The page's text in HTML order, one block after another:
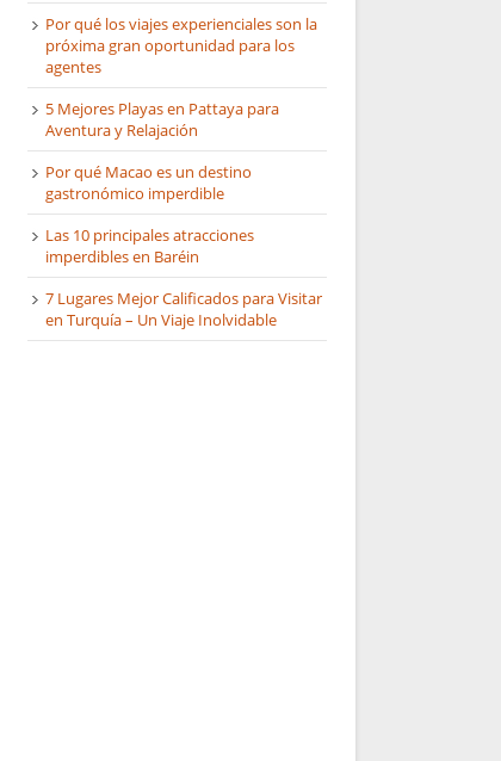
Por qué los viajes experienciales son la
próxima gran oportunidad para los
agentes
5 Mejores Playas en Pattaya para
Aventura y Relajación
Por qué Macao es un destino
gastronómico imperdible
Las 10 principales atracciones
imperdibles en Baréin
7 Lugares Mejor Calificados para Visitar
en Turquía – Un Viaje Inolvidable